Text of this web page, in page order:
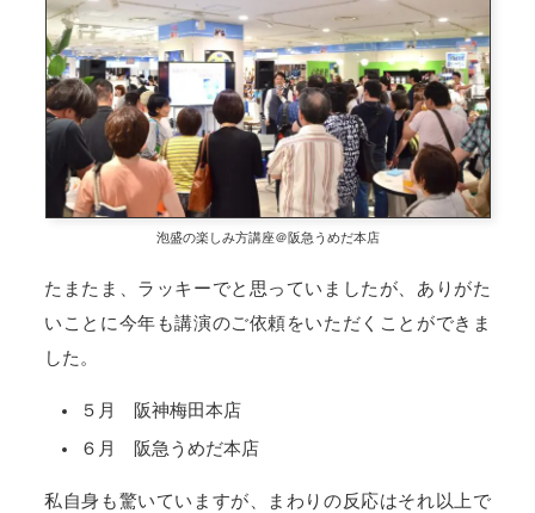
泡盛の楽しみ方講座＠阪急うめだ本店
たまたま、ラッキーでと思っていましたが、ありがた
いことに今年も講演のご依頼をいただくことができま
した。
５月 阪神梅田本店
６月 阪急うめだ本店
私自身も驚いていますが、まわりの反応はそれ以上で